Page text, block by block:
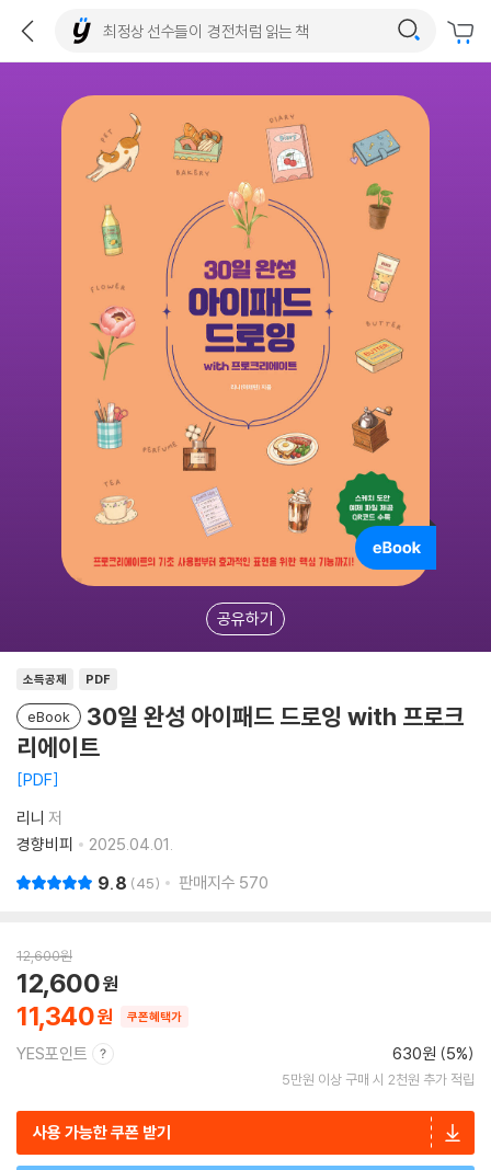
공유하기
소득공제 PDF
eBook
30일 완성 아이패드 드로잉 with 프로크
리에이트
PDF
리니 저
경향비피
2025.04.01.
9.8 45 판매지수 570
12,600원
11,340
12,600
쿠폰혜택가
YES포인트 630원 (5%)
5만원 이상 구매 시 2천원 추가 적립
사용 가능한 쿠폰 받기